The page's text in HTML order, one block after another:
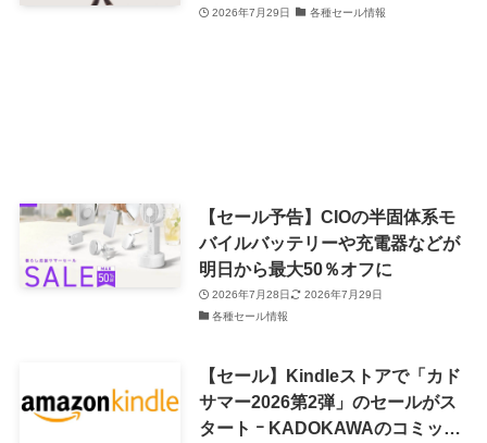
中2026年7月29日 各種セール情報
【セール予告】CIOの半固体系モ
バイルバッテリーや充電器などが
明日から最大50％オフに
2026年7月28日
2026年7月29日
各種セール情報
【セール】Kindleストアで「カド
サマー2026第2弾」のセールがス
タート ｰ KADOKAWAのコミック